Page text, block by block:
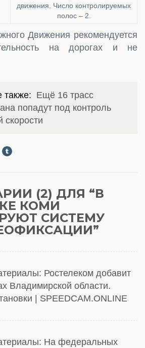
движения. Число контролируемых
полос – 2.
Движения рекомендуется
на дорогах и не
также: Ещё 16 трасс
попадут под контроль
скорости
(2) ДЛЯ “В
КОМИ
СИСТЕМУ
”
Ростелеком добавит
Владимирской области.
| SPEEDCAM.ONLINE
На федеральных